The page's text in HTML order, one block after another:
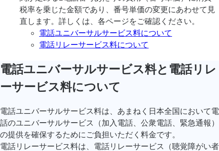
税率を乗じた金額であり、番号単価の変更にあわせて見
直します。詳しくは、各ページをご確認ください。
電話ユニバーサルサービス料について
電話リレーサービス料について
電話ユニバーサルサービス料と電話リレ
ーサービス料について
電話ユニバーサルサービス料は、あまねく日本全国において電
話のユニバーサルサービス（加入電話、公衆電話、緊急通報）
の提供を確保するためにご負担いただく料金です。
電話リレーサービス料は、電話リレーサービス（聴覚障がい者